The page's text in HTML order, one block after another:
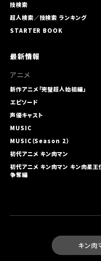
技検索
超人検索／技検索 ランキング
STARTER BOOK
最新情報
アニメ
新作アニメ「完璧超人始祖編」
エピソード
声優キャスト
MUSIC
MUSIC（Season 2）
初代アニメ キン⾁マン
初代アニメ キン⾁マン キン⾁星王
争奪編
キン肉